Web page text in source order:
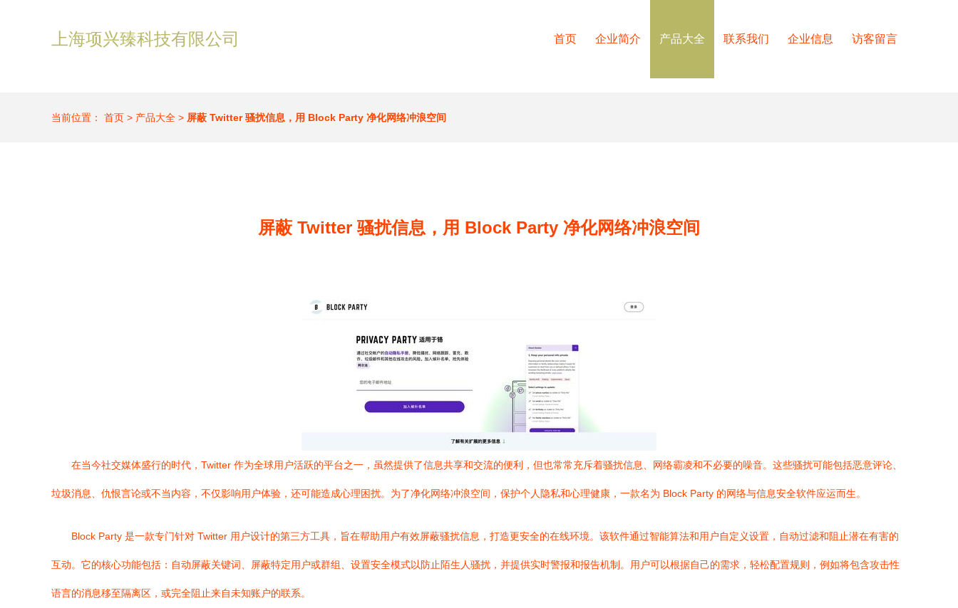
上海项兴臻科技有限公司 首页 企业简介 产品大全 联系我们 企业信息 访客留言
当前位置： 首页 > 产品大全 > 屏蔽 Twitter 骚扰信息，用 Block Party 净化网络冲浪空间
屏蔽 Twitter 骚扰信息，用 Block Party 净化网络冲浪空间
在当今社交媒体盛行的时代，Twitter 作为全球用户活跃的平台之一，虽然提供了信息共享和交流的便利，但也常常充斥着骚扰信息、网络霸凌和不必要的噪音。这些骚扰可能包括恶意评论、
垃圾消息、仇恨言论或不当内容，不仅影响用户体验，还可能造成心理困扰。为了净化网络冲浪空间，保护个人隐私和心理健康，一款名为 Block Party 的网络与信息安全软件应运而生。
Block Party 是一款专门针对 Twitter 用户设计的第三方工具，旨在帮助用户有效屏蔽骚扰信息，打造更安全的在线环境。该软件通过智能算法和用户自定义设置，自动过滤和阻止潜在有害的
互动。它的核心功能包括：自动屏蔽关键词、屏蔽特定用户或群组、设置安全模式以防止陌生人骚扰，并提供实时警报和报告机制。用户可以根据自己的需求，轻松配置规则，例如将包含攻击性
语言的消息移至隔离区，或完全阻止来自未知账户的联系。